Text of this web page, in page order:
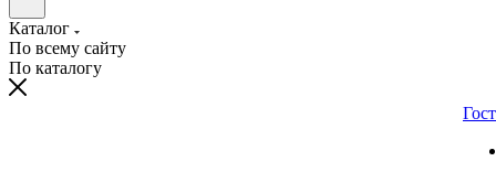
Каталог
По всему сайту
По каталогу